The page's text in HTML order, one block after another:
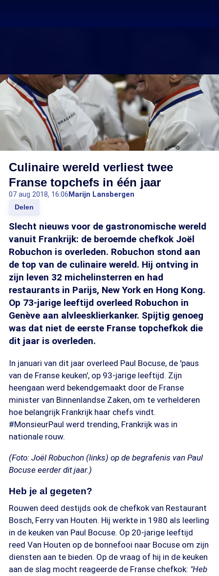
Culinaire wereld verliest twee
Franse topchefs in één jaar
07 aug 2018, 16:06Marijn Lansbergen
Delen
Slecht nieuws voor de gastronomische wereld
vanuit Frankrijk: de beroemde chefkok Joël
Robuchon is overleden. Robuchon stond aan
de top van de culinaire wereld. Hij ontving in
zijn leven 32 michelinsterren en had
restaurants in Parijs, New York en Hong Kong.
Op 73-jarige leeftijd overleed Robuchon in
Genève aan alvleesklierkanker. Spijtig genoeg
was dat niet de eerste Franse topchefkok die
dit jaar is overleden.
In januari van dit jaar overleed Paul Bocuse, de 'paus
van de Franse keuken', op 93-jarige leeftijd. Zijn
heengaan werd bekendgemaakt door de Franse
minister van Binnenlandse Zaken, om te verhelderen
hoe belangrijk Frankrijk haar chefs vindt.
#MonsieurPaul werd trending, Frankrijk was in
nationale rouw.
(Foto: Joël Robuchon (links) op de begrafenis van Paul
Bocuse eerder dit jaar.)
Heb je al gegeten?
Rouwen deed destijds ook de chefkok van Restaurant
Bosch, Ferry van Houten. Hij werkte in 1980 als leerling
in de keuken van Paul Bocuse. Op 20-jarige leeftijd
reed Van Houten op de bonnefooi naar Bocuse om zijn
diensten aan te bieden. Op de vraag of hij in de keuken
aan de slag mocht reageerde de Franse chefkok: "Heb